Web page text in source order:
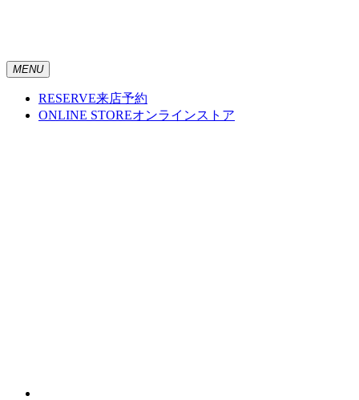
MENU
RESERVE来店予約
ONLINE STOREオンラインストア